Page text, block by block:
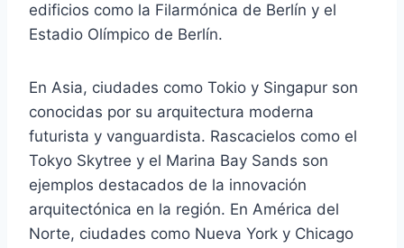
edificios como la Filarmónica de Berlín y el
Estadio Olímpico de Berlín.
En Asia, ciudades como Tokio y Singapur son
conocidas por su arquitectura moderna
futurista y vanguardista. Rascacielos como el
Tokyo Skytree y el Marina Bay Sands son
ejemplos destacados de la innovación
arquitectónica en la región. En América del
Norte, ciudades como Nueva York y Chicago